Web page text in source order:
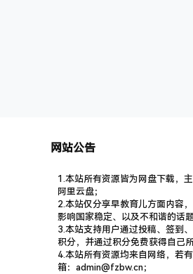
网站公告
1.本站所有资源皆为网盘下载，
阿里云盘；
2.本站仅分享早教育儿方面内容，
影响国家稳定、以及不和谐的话题
3.本站支持用户通过投稿、签到
积分，并通过积分免费获得自己
4.本站所有资源均来自网络，若
箱：admin@fzbw.cn；